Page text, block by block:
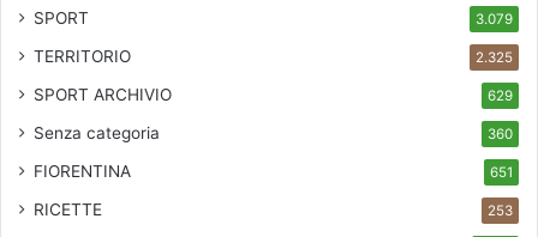
SPORT 3.079
TERRITORIO 2.325
SPORT ARCHIVIO 629
Senza categoria 360
FIORENTINA 651
RICETTE 253